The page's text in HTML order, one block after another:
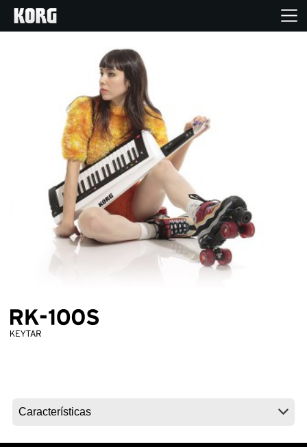
Productos
Características
Eventos
Soporte
Noticias
Acerca de KORG